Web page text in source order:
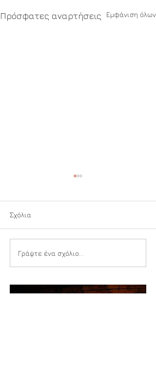
Πρόσφατες αναρτήσεις Εμφάνιση όλων
Παιδιά της Αγίας
Τριάδος
Σχόλια
Γράψτε ένα σχόλιο...